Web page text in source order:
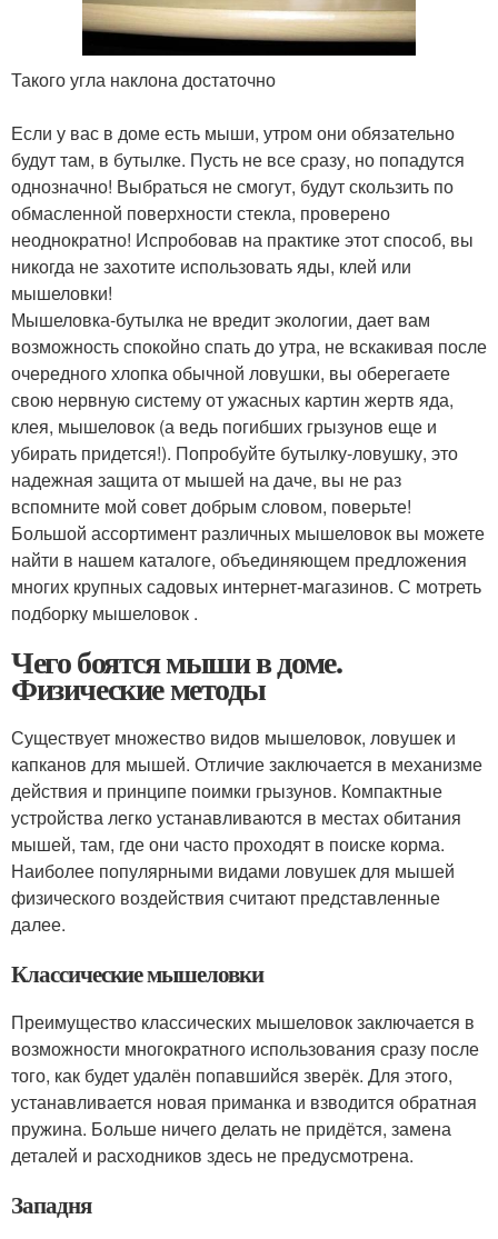
Такого угла наклона достаточно
Если у вас в доме есть мыши, утром они обязательно
будут там, в бутылке. Пусть не все сразу, но попадутся
однозначно! Выбраться не смогут, будут скользить по
обмасленной поверхности стекла, проверено
неоднократно! Испробовав на практике этот способ, вы
никогда не захотите использовать яды, клей или
мышеловки!
Мышеловка-бутылка не вредит экологии, дает вам
возможность спокойно спать до утра, не вскакивая после
очередного хлопка обычной ловушки, вы оберегаете
свою нервную систему от ужасных картин жертв яда,
клея, мышеловок (а ведь погибших грызунов еще и
убирать придется!). Попробуйте бутылку-ловушку, это
надежная защита от мышей на даче, вы не раз
вспомните мой совет добрым словом, поверьте!
Большой ассортимент различных мышеловок вы можете
найти в нашем каталоге, объединяющем предложения
многих крупных садовых интернет-магазинов. С мотреть
подборку мышеловок .
Чего боятся мыши в доме.
Физические методы
Существует множество видов мышеловок, ловушек и
капканов для мышей. Отличие заключается в механизме
действия и принципе поимки грызунов. Компактные
устройства легко устанавливаются в местах обитания
мышей, там, где они часто проходят в поиске корма.
Наиболее популярными видами ловушек для мышей
физического воздействия считают представленные
далее.
Классические мышеловки
Преимущество классических мышеловок заключается в
возможности многократного использования сразу после
того, как будет удалён попавшийся зверёк. Для этого,
устанавливается новая приманка и взводится обратная
пружина. Больше ничего делать не придётся, замена
деталей и расходников здесь не предусмотрена.
Западня